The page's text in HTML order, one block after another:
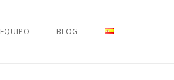
EQUIPO BLOG